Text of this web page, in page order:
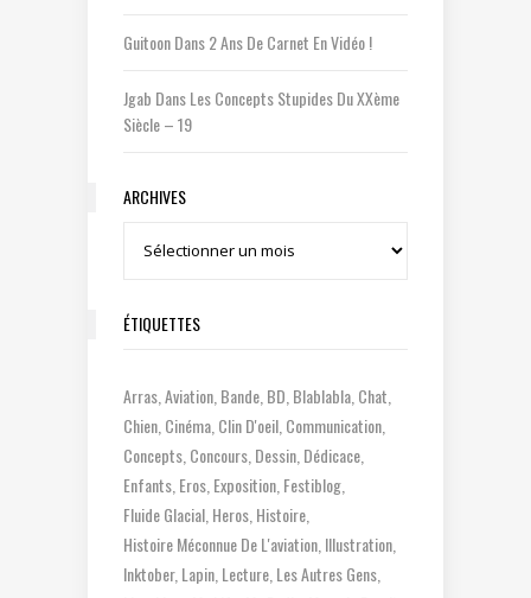
GuitoonDans2 Ans De Carnet En Vidéo !
Jgab DansLes Concepts Stupides Du XXème
Siècle – 19
ARCHIVES
Archives
ÉTIQUETTES
Arras Aviation Bande BD Blablabla Chat
Chien Cinéma Clin D'oeil Communication
Concepts Concours Dessin Dédicace
Enfants Eros Exposition Festiblog
Fluide Glacial Heros Histoire
Histoire Méconnue De L'aviation Illustration
Inktober Lapin Lecture Les Autres Gens